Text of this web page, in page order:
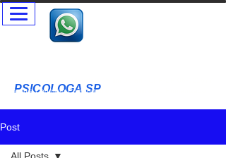
PSICOLOGA SP
erapia Cognitivo Comportamental Acolhimento Humanizado
Post